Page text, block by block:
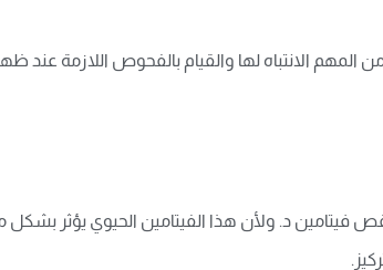
الانتباه لها والقيام بالفحوص اللازمة عند
فيتامين د. ولأن هذا الفيتامين الحيوي يؤثر